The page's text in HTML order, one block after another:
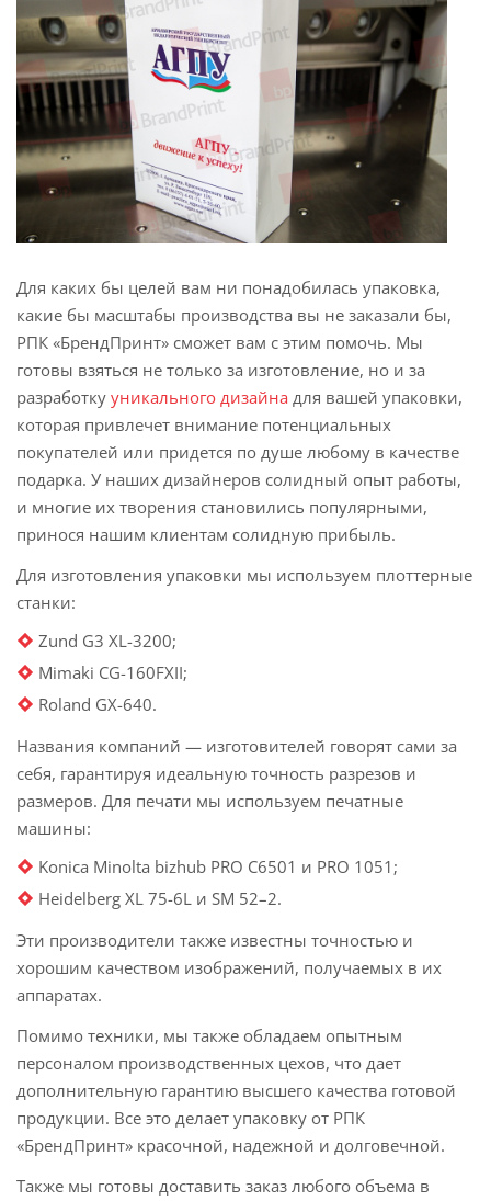
Для каких бы целей вам ни понадобилась упаковка,
какие бы масштабы производства вы не заказали бы,
РПК «БрендПринт» сможет вам с этим помочь. Мы
готовы взяться не только за изготовление, но и за
разработку уникального дизайна для вашей упаковки,
которая привлечет внимание потенциальных
покупателей или придется по душе любому в качестве
подарка. У наших дизайнеров солидный опыт работы,
и многие их творения становились популярными,
принося нашим клиентам солидную прибыль.
Для изготовления упаковки мы используем плоттерные
станки:
Zund G3 XL-3200;
Mimaki CG-160FXII;
Roland GX-640.
Названия компаний — изготовителей говорят сами за
себя, гарантируя идеальную точность разрезов и
размеров. Для печати мы используем печатные
машины:
Konica Minolta bizhub PRO C6501 и PRO 1051;
Heidelberg XL 75-6L и SM 52–2.
Эти производители также известны точностью и
хорошим качеством изображений, получаемых в их
аппаратах.
Помимо техники, мы также обладаем опытным
персоналом производственных цехов, что дает
дополнительную гарантию высшего качества готовой
продукции. Все это делает упаковку от РПК
«БрендПринт» красочной, надежной и долговечной.
Также мы готовы доставить заказ любого объема в